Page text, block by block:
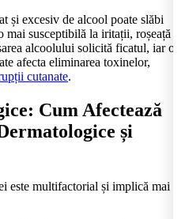
și excesiv de alcool poate slăbi
susceptibilă la iritații, roșeață și
alcoolului solicită ficatul, iar o
afecta eliminarea toxinelor,
cutanate.
Cum Afectează
și
este multifactorial și implică mai